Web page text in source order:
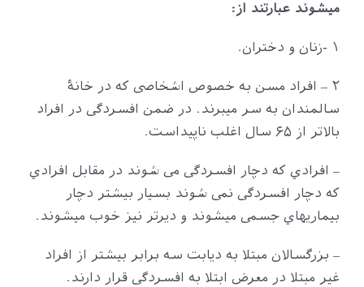
میشوند عبارتند از:
۱ -زنان و دختران.
۲ – افراد مسن به خصوص اشخاصی که در خانۀ
سالمندان به سر میبرند. در ضمن افسردگی در افراد
بالاتر از ۶۵ سال اغلب ناپیداست.
– افرادي که دچار افسردگی می شوند در مقابل افرادي
که دچار افسردگی نمی شوند بسیار بیشتر دچار
بیماريهاي جسمی میشوند و دیرتر نیز خوب میشوند.
– بزرگسالان مبتلا به دیابت سه برابر بیشتر از افراد
غیر مبتلا در معرض ابتلا به افسردگی قرار دارند.